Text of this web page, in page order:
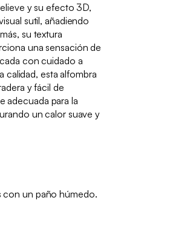
y su efecto 3D,
sutil, añadiendo
su textura
una sensación de
con cuidado a
calidad, esta alfombra
y fácil de
adecuada para la
un calor suave y
con un paño húmedo.